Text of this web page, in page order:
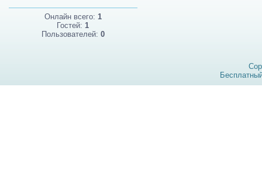
Онлайн всего: 1
Гостей: 1
Пользователей: 0